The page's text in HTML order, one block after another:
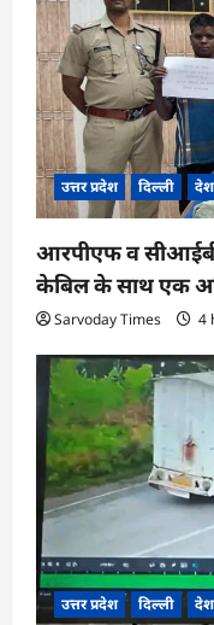
उत्तर प्रदेश दिल्ली देश
आरपीएफ व सीआईबी
केबिल के साथ एक
Sarvoday Times 4
उत्तर प्रदेश दिल्ली देश